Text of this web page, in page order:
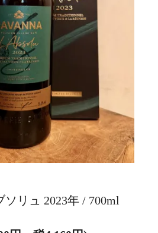
リュ 2023年 / 700ml